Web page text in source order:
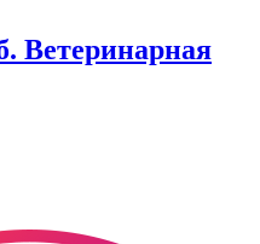
Ветеринарная